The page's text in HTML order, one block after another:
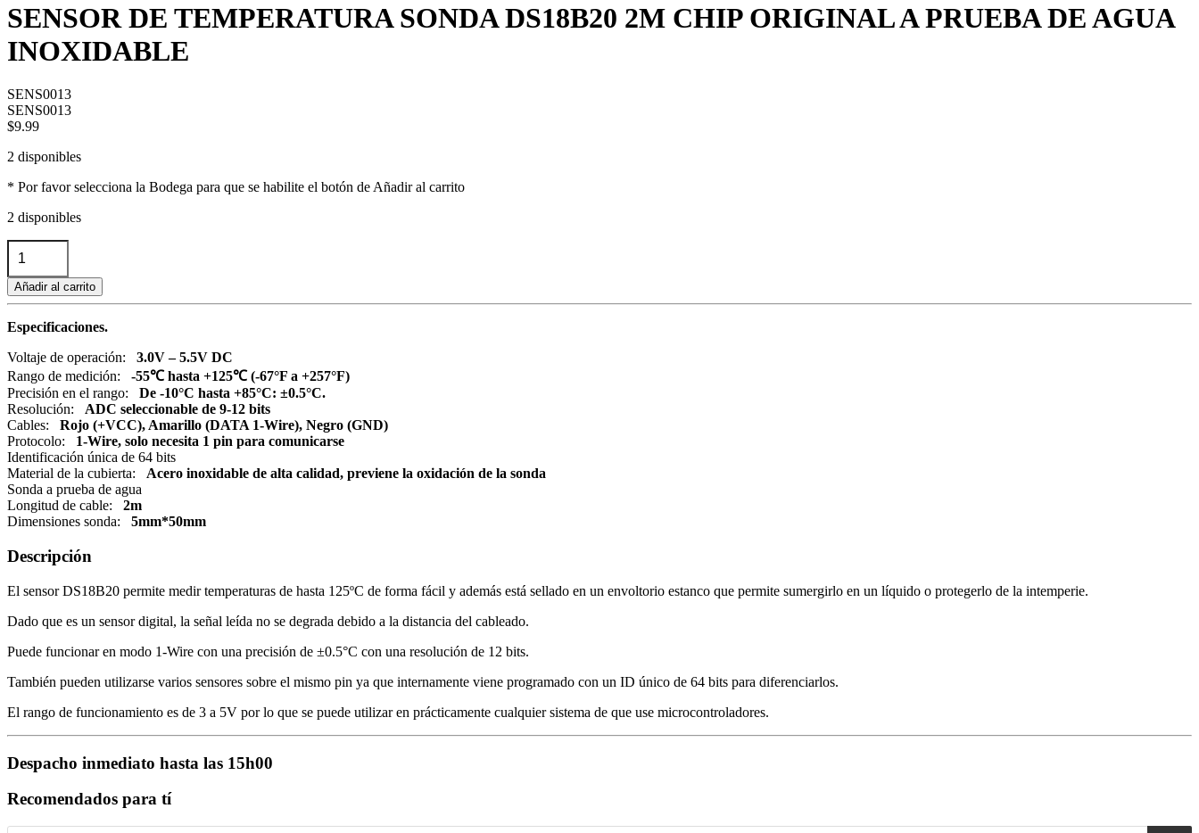
SENSOR DE TEMPERATURA SONDA DS18B20 2M CHIP ORIGINAL A PRUEBA DE AGUA
INOXIDABLE
SENS0013
SENS0013
$9.99
2 disponibles
* Por favor selecciona la Bodega para que se habilite el botón de Añadir al carrito
2 disponibles
SENSOR
DE
TEMPERATURA
SONDA
2M
ORIGINAL
A
PRUEBA
DE
AGUA
INOXIDABLE
cantidad
Añadir al carrito
Especificaciones.
Voltaje de operación:
3.0V – 5.5V DC
Rango de medición:
-55℃ hasta +125℃ (-67°F a +257°F)
Precisión en el rango:
De -10°C hasta +85°C: ±0.5°C.
Resolución:
ADC seleccionable de 9-12 bits
Cables: Rojo (+VCC), Amarillo (DATA 1-Wire), Negro (GND)
Protocolo: 1-Wire, solo necesita 1 pin para comunicarse
Identificación única de 64 bits
Material de la cubierta: Acero inoxidable de alta calidad, previene la oxidación de la sonda
Sonda a prueba de agua
Longitud de cable:
2m
Dimensiones sonda:
5mm*50mm
Descripción
El sensor DS18B20 permite medir temperaturas de hasta 125ºC de forma fácil y además está sellado en un envoltorio estanco que permite sumergirlo en un líquido o protegerlo de la intemperie.
Dado que es un sensor digital, la señal leída no se degrada debido a la distancia del cableado.
Puede funcionar en modo 1-Wire con una precisión de ±0.5°C con una resolución de 12 bits.
También pueden utilizarse varios sensores sobre el mismo pin ya que internamente viene programado con un ID único de 64 bits para diferenciarlos.
El rango de funcionamiento es de 3 a 5V por lo que se puede utilizar en prácticamente cualquier sistema de que use microcontroladores.
Despacho inmediato hasta las 15h00
Recomendados para tí